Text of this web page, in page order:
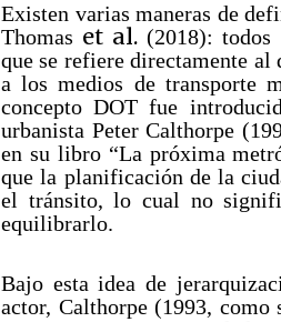
Existen varias maneras de
Thomas et al. (2018): todos
que se refiere directamente
a los medios de transporte
concepto DOT fue
urbanista Peter Calthorpe
en su libro “La próxima
que la planificación de la
el tránsito, lo cual no
equilibrarlo.
Bajo esta idea de
actor, Calthorpe (1993,